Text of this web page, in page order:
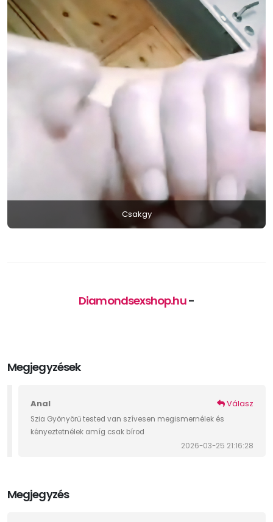
Csakgy
Diamondsexshop.hu-
Megjegyzések
Anal Válasz
Szia Gyönyörű tested van szívesen megismernélek és
kényeztetnélek amíg csak bírod
2026-03-25 21:16:28
Megjegyzés